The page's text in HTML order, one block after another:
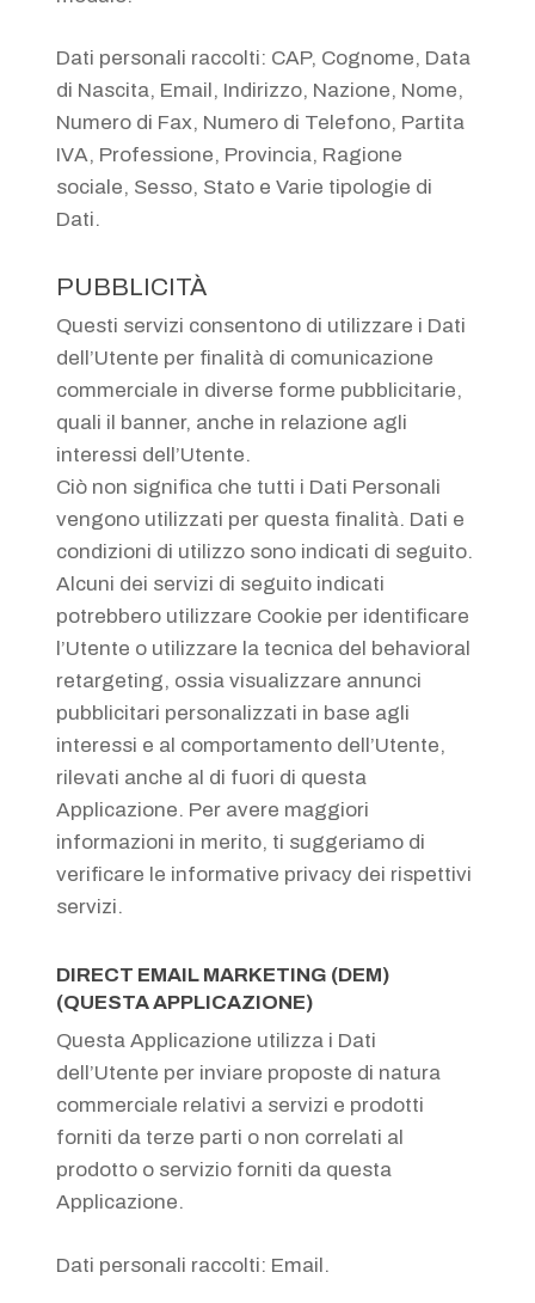
Dati personali raccolti: CAP, Cognome, Data
di Nascita, Email, Indirizzo, Nazione, Nome,
Numero di Fax, Numero di Telefono, Partita
IVA, Professione, Provincia, Ragione
sociale, Sesso, Stato e Varie tipologie di
Dati.
PUBBLICITÀ
Questi servizi consentono di utilizzare i Dati
dell’Utente per finalità di comunicazione
commerciale in diverse forme pubblicitarie,
quali il banner, anche in relazione agli
interessi dell’Utente.
Ciò non significa che tutti i Dati Personali
vengono utilizzati per questa finalità. Dati e
condizioni di utilizzo sono indicati di seguito.
Alcuni dei servizi di seguito indicati
potrebbero utilizzare Cookie per identificare
l’Utente o utilizzare la tecnica del behavioral
retargeting, ossia visualizzare annunci
pubblicitari personalizzati in base agli
interessi e al comportamento dell’Utente,
rilevati anche al di fuori di questa
Applicazione. Per avere maggiori
informazioni in merito, ti suggeriamo di
verificare le informative privacy dei rispettivi
servizi.
DIRECT EMAIL MARKETING (DEM)
(QUESTA APPLICAZIONE)
Questa Applicazione utilizza i Dati
dell’Utente per inviare proposte di natura
commerciale relativi a servizi e prodotti
forniti da terze parti o non correlati al
prodotto o servizio forniti da questa
Applicazione.
Dati personali raccolti: Email.